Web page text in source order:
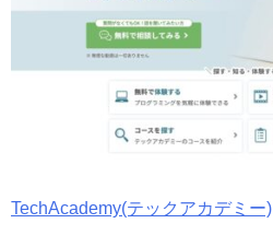
TechAcademy(テックアカデミー)